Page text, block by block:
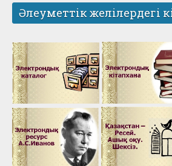
Әлеуметтік желілердегі